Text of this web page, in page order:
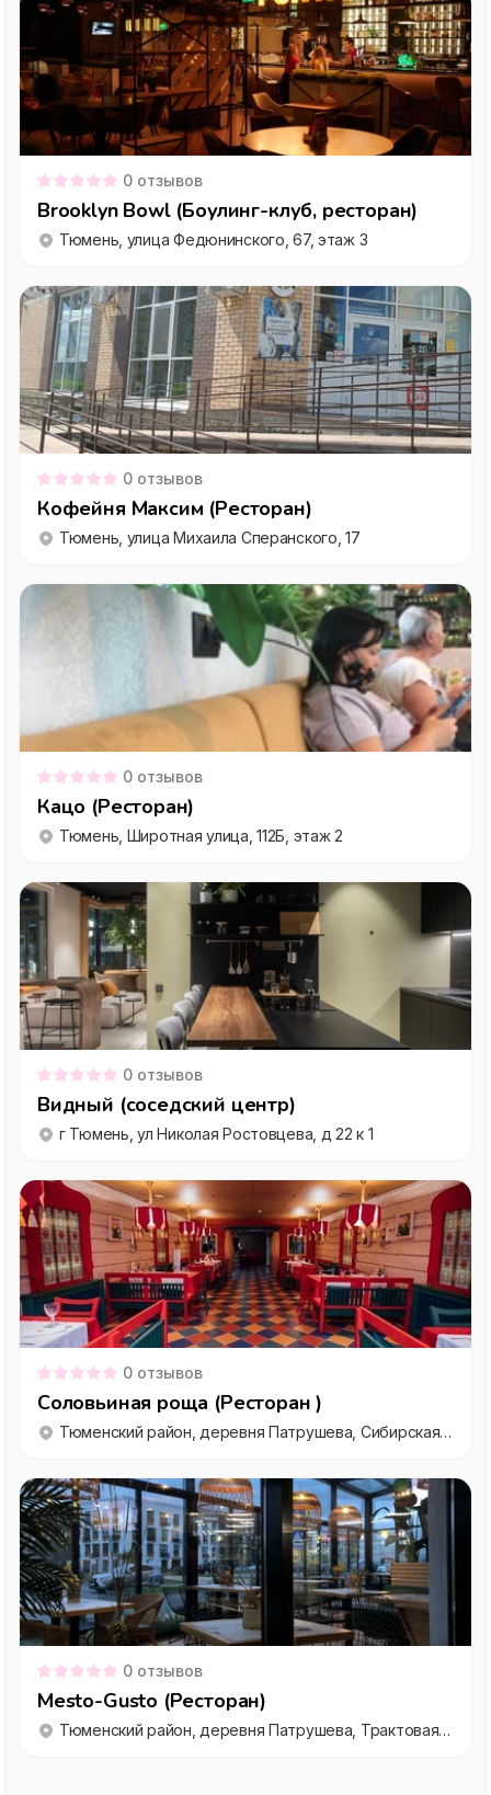
0 отзывов
Brooklyn Bowl (Боулинг-клуб, ресторан)
Тюмень, улица Федюнинского, 67, этаж 3
0 отзывов
Кофейня Максим (Ресторан)
Тюмень, улица Михаила Сперанского, 17
0 отзывов
Кацо (Ресторан)
Тюмень, Широтная улица, 112Б, этаж 2
0 отзывов
Видный (соседский центр)
г Тюмень, ул Николая Ростовцева, д 22 к 1
0 отзывов
Соловьиная роща (Ресторан )
Тюменский район, деревня Патрушева, Сибирская улица, 74
0 отзывов
Mesto-Gusto (Ресторан)
Тюменский район, деревня Патрушева, Трактовая улица, 137